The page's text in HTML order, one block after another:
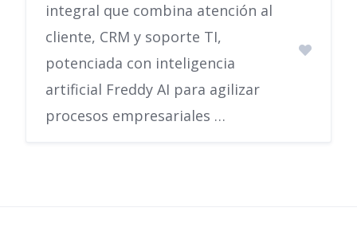
integral que combina atención al
cliente, CRM y soporte TI,
potenciada con inteligencia
artificial Freddy AI para agilizar
procesos empresariales …